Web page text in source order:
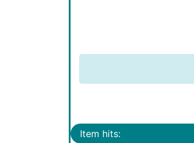
Item hits: